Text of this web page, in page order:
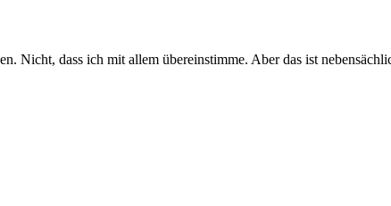
dass ich mit allem übereinstimme. Aber das ist